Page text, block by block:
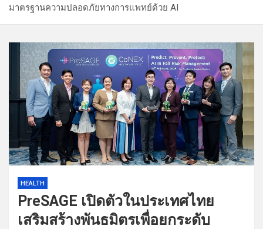
มาตรฐานความปลอดภัยทางการแพทย์ด้วย AI
HEALTH
PreSAGE เปิดตัวในประเทศไทย
เสริมสร้างพันธมิตรเพื่อยกระดับ